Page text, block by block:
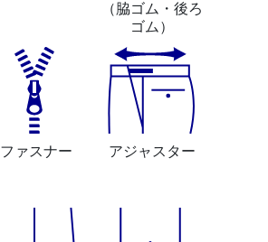
（脇ゴム・後ろ
ゴム）
ファスナー アジャスター